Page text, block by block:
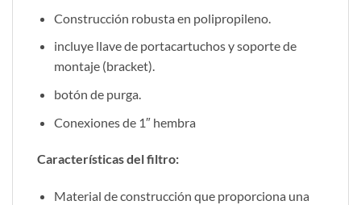
Construcción robusta en polipropileno.
incluye llave de portacartuchos y soporte de
montaje (bracket).
botón de purga.
Conexiones de 1″ hembra
Características del filtro:
Material de construcción que proporciona una